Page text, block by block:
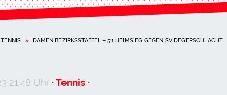
TENNIS » DAMEN BEZIRKSSTAFFEL – 5:1 HEIMSIEG GEGEN SV DEGERSCHLACHT
21:48 Uhr · Tennis ·